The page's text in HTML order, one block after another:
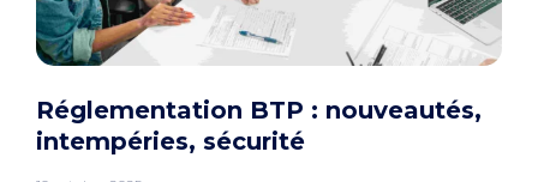
Réglementation BTP : nouveautés,
intempéries, sécurité